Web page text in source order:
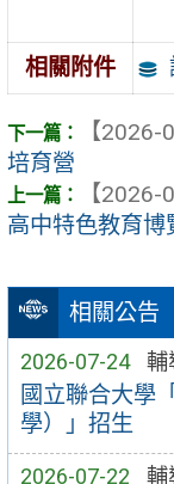
相關公告
2026-07-24 輔
國立聯合大學
學）」招生
2026-07-22 輔
相關附件
【2026-
培育營
【2026-
高中特色教育博